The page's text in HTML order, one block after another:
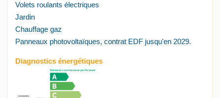
Volets roulants électriques
Jardin
Chauffage gaz
Panneaux photovoltaïques, contrat EDF jusqu'en 2029.
Diagnostics énergétiques